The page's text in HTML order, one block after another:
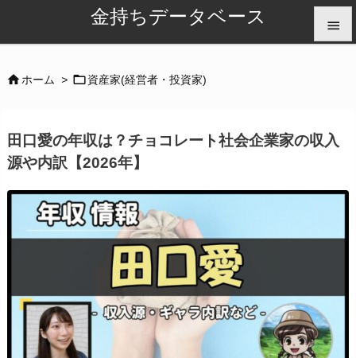
金持ちデータベース 


ホーム > 資産家(経営者・投資家)
田口愛の年収は？チョコレート社会企業家の収入
源や内訳【2026年】